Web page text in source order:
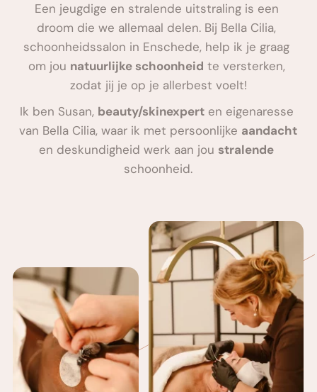
Een jeugdige en stralende uitstraling is een
droom die we allemaal delen. Bij Bella Cilia,
schoonheidssalon in Enschede, help ik je graag
om jou natuurlijke schoonheid te versterken,
zodat jij je op je allerbest voelt!
Ik ben Susan, beauty/skinexpert en eigenaresse
van Bella Cilia, waar ik met persoonlijke aandacht
en deskundigheid werk aan jou stralende
schoonheid.